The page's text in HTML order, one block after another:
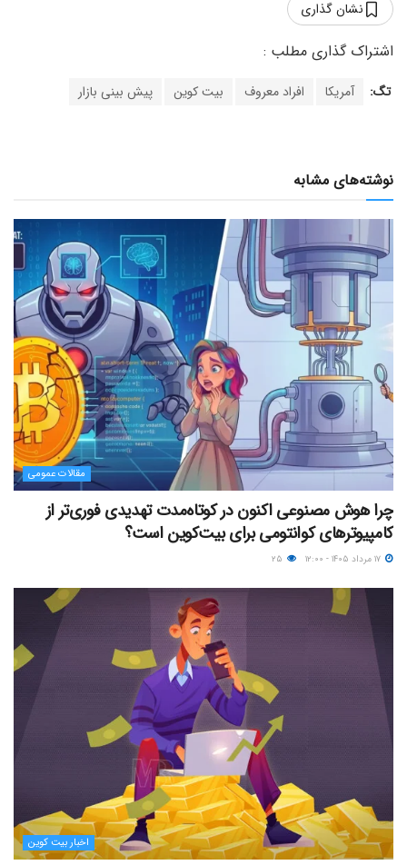
نشان گذاری
تگ: آمریکا افراد معروف بیت کوین پیش بینی بازار
نوشته‌های مشابه
مقالات عمومی
چرا هوش مصنوعی اکنون در کوتاه‌مدت تهدیدی فوری‌تر از
کامپیوترهای کوانتومی برای بیت‌کوین است؟
اخبار بیت کوین